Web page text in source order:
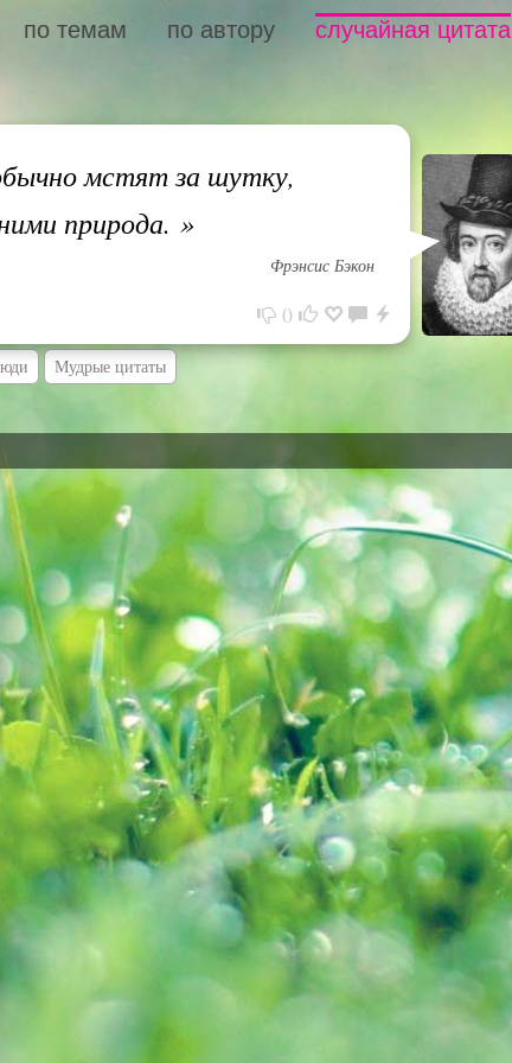
по темам по автору случайная цитата
мстят за шутку,
природа. »
Фрэнсис Бэкон
0
Мудрые цитаты